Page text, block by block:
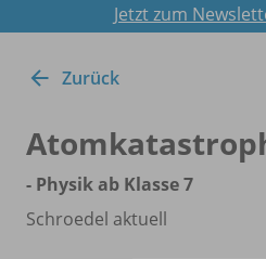
Jetzt zum
Zurück
- Physik ab Klasse 7
Schroedel aktuell